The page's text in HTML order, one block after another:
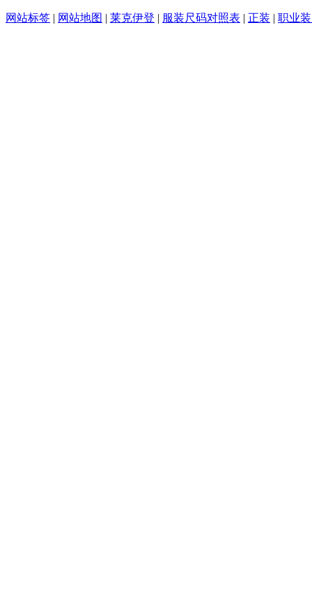
网站标签 | 网站地图 | 莱克伊登 | 服装尺码对照表 | 正装 | 职业